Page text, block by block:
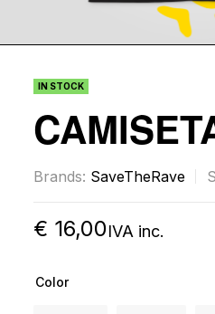
IN STOCK
Brands: SaveTheRave
€ 16,00IVA inc.
Color